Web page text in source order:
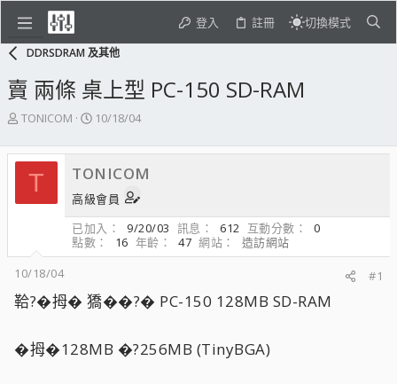
登入 註冊 切換模式
DDRSDRAM 及其他
賣 兩條 桌上型 PC-150 SD-RAM
主
發
起
TONICOM
開
日
期
10/18/04
T TONICOM
高級會員
已加入
9/20/03 訊息 612 互動分數
0
點數
16 年齡 47 網站
造訪網站
10/18/04
#1
鞈?�拇� 獢��?� PC-150 128MB SD-RAM
�拇�128MB �?256MB (TinyBGA)